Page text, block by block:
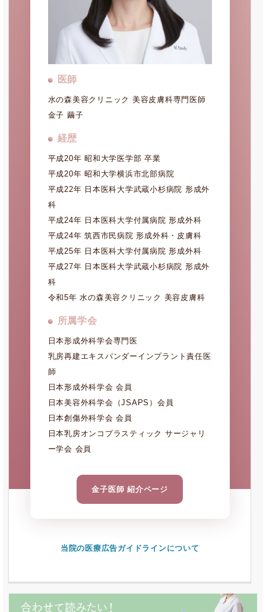
医師
水の森美容クリニック 美容皮膚科専門医師
金子 繭子
経歴
平成20年 昭和大学医学部 卒業
平成20年 昭和大学横浜市北部病院
平成22年 日本医科大学武蔵小杉病院 形成外
科
平成24年 日本医科大学付属病院 形成外科
平成24年 筑西市民病院 形成外科・皮膚科
平成25年 日本医科大学付属病院 形成外科
平成27年 日本医科大学武蔵小杉病院 形成外
科
令和5年 水の森美容クリニック 美容皮膚科
所属学会
日本形成外科学会専門医
乳房再建エキスパンダーインプラント責任医
師
日本形成外科学会 会員
日本美容外科学会（JSAPS）会員
日本創傷外科学会 会員
日本乳房オンコプラスティック サージャリ
ー学会 会員
金子医師 紹介ページ
当院の医療広告ガイドラインについて